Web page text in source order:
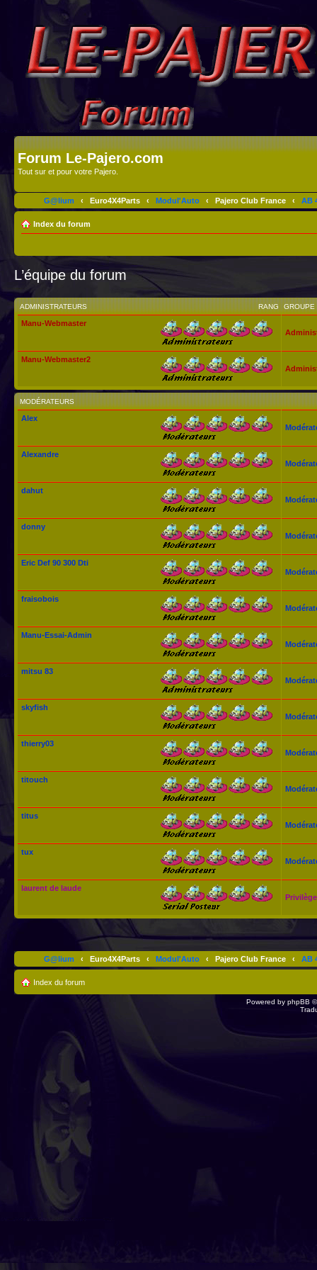
Forum Le-Pajero.com
Tout sur et pour votre Pajero.
G@lium ‹ Euro4X4Parts ‹ Modul'Auto ‹ Pajero Club France ‹ AB
Index du forum
L’équipe du forum
RANG
ADMINISTRATEURS GROUPE
Manu-Webmaster
Manu-Webmaster2
MODÉRATEURS
Alex
Alexandre
dahut
donny
Eric Def 90 300 Dti
fraisobois
Manu-Essai-Admin
mitsu 83
skyfish
thierry03
titouch
titus
tux
laurent de laude
Privilège
G@lium ‹ Euro4X4Parts ‹ Modul'Auto ‹ Pajero Club France ‹ AB
Index du forum
Powered by phpBB